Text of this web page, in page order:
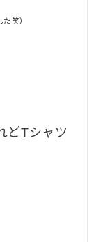
笑）
どTシャツ